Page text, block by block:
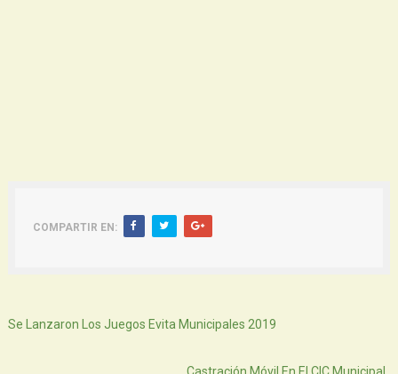
COMPARTIR EN:
Se Lanzaron Los Juegos Evita Municipales 2019
Castración Móvil En El CIC Municipal